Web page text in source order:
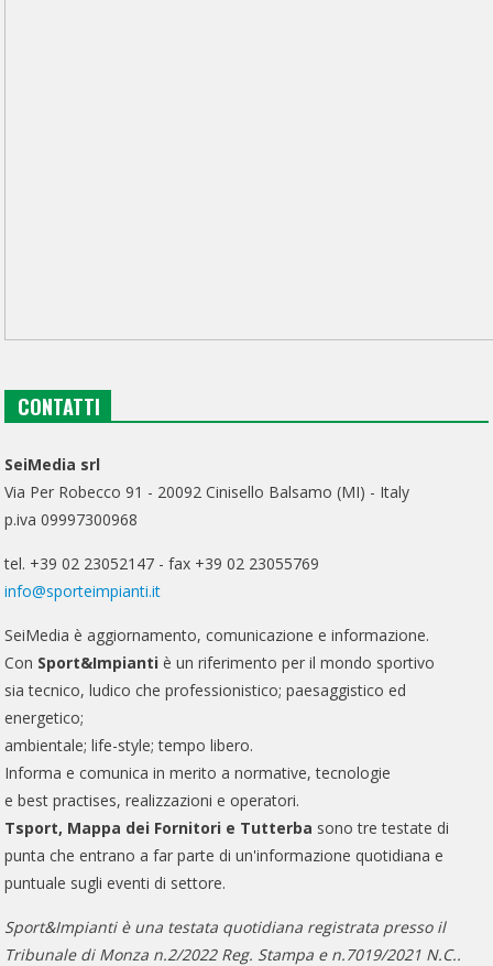
CONTATTI
SeiMedia srl
Via Per Robecco 91 - 20092 Cinisello Balsamo (MI) - Italy
p.iva 09997300968
tel. +39 02 23052147 - fax +39 02 23055769
info@sporteimpianti.it
SeiMedia è aggiornamento, comunicazione e informazione.
Con Sport&Impianti è un riferimento per il mondo sportivo
sia tecnico, ludico che professionistico; paesaggistico ed
energetico;
ambientale; life-style; tempo libero.
Informa e comunica in merito a normative, tecnologie
e best practises, realizzazioni e operatori.
Tsport, Mappa dei Fornitori e Tutterba sono tre testate di
punta che entrano a far parte di un'informazione quotidiana e
puntuale sugli eventi di settore.
Sport&Impianti è una testata quotidiana registrata presso il
Tribunale di Monza n.2/2022 Reg. Stampa e n.7019/2021 N.C..